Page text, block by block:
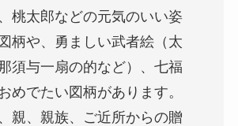
桃太郎などの元気のいい姿
柄や、勇ましい武者絵（太
須与一扇の的など）、七福
めでたい図柄があります。
親、親族、ご近所からの贈